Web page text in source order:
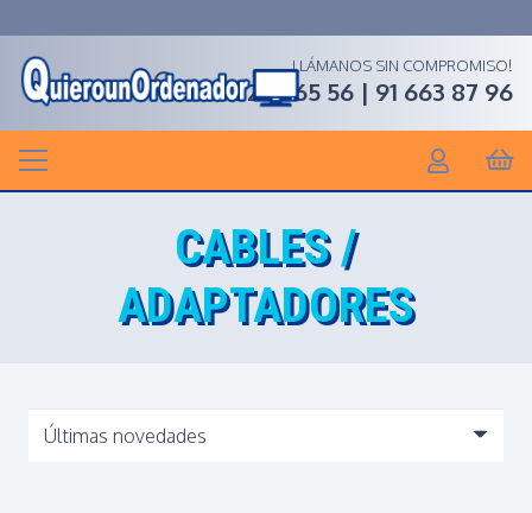
LLÁMANOS SIN COMPROMISO!
91 268 65 56 | 91 663 87 96
CABLES /
ADAPTADORES